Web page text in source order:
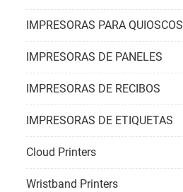
IMPRESORAS PARA QUIOSCOS
IMPRESORAS DE PANELES
IMPRESORAS DE RECIBOS
IMPRESORAS DE ETIQUETAS
Cloud Printers
Wristband Printers